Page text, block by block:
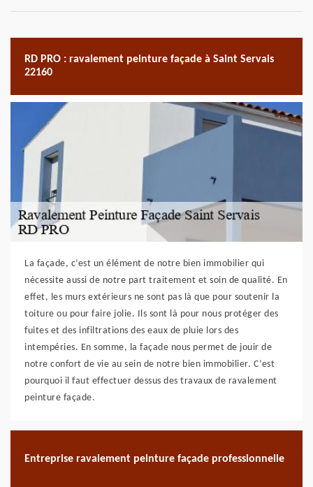
RD PRO : ravalement peinture façade à Saint Servais
22160
La façade, c’est un élément de notre bien immobilier qui
nécessite aussi de notre part traitement et soin de qualité. En
effet, les murs extérieurs ne sont pas là que pour soutenir la
toiture ou pour faire jolie. Ils sont là pour nous protéger des
fuites et des infiltrations des eaux de pluie lors des
intempéries. En somme, la façade nous permet de jouir de
notre confort de vie au sein de notre bien immobilier. C’est
pourquoi il faut effectuer dessus des travaux de ravalement
peinture façade.
Entreprise ravalement peinture façade professionnelle